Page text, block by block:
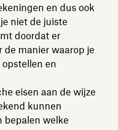
en dus ook
niet de juiste
doordat er
de manier waarop je
en
eisen aan de wijze
kunnen
bepalen welke